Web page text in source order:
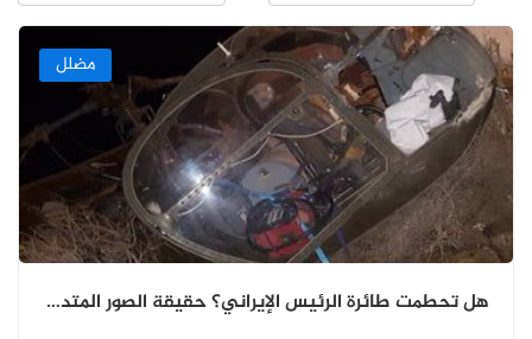
مضلل
هل تحطمت طائرة الرئيس الإيراني؟ حقيقة الصور المتداولة للحطام